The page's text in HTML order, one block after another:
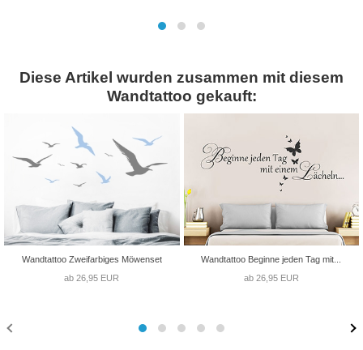
Diese Artikel wurden zusammen mit diesem
Wandtattoo gekauft:
Wandtattoo Zweifarbiges Möwenset
ab 26,95 EUR
Wandtattoo Beginne jeden Tag mit...
ab 26,95 EUR